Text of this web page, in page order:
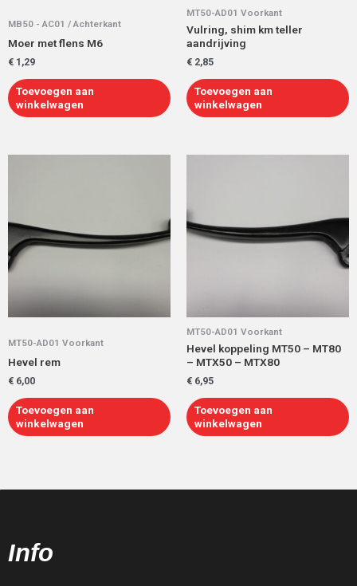
MB50 - AC01 / Achterkant
Moer met flens M6
€ 1,29
Toevoegen aan
winkelwagen
MT50-AD01 Voorkant
Vulring, shim km teller
aandrijving
€ 2,85
Toevoegen aan
winkelwagen
MT50-AD01 Voorkant
Hevel rem
€ 6,00
Toevoegen aan
winkelwagen
MT50-AD01 Voorkant
Hevel koppeling MT50 – MT80
– MTX50 – MTX80
€ 6,95
Toevoegen aan
winkelwagen
Info